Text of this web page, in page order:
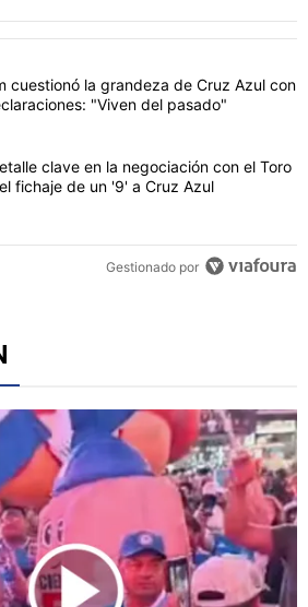
con más comentarios en los
con el título "Jürgen Damm cuestionó la
cuestionó la grandeza de Cruz Azul con
"Viven del pasado"
con el título "Revelan un detalle clave
clave en la negociación con el Toro